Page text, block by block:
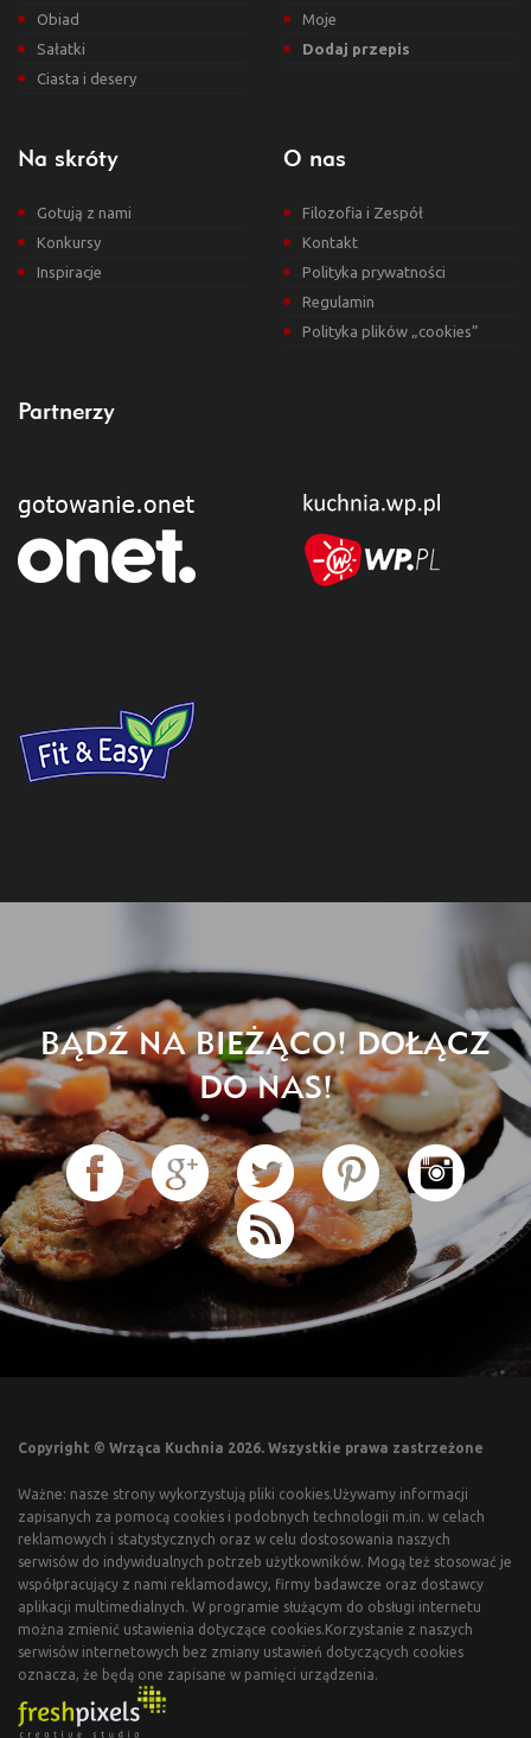
Obiad
Sałatki
Ciasta i desery
Moje
Dodaj przepis
Na skróty
Gotują z nami
Konkursy
Inspiracje
O nas
Filozofia i Zespół
Kontakt
Polityka prywatności
Regulamin
Polityka plików „cookies”
Partnerzy
BĄDŹ NA BIEŻĄCO! DOŁĄCZ
DO NAS!
Copyright © Wrząca Kuchnia 2026. Wszystkie prawa zastrzeżone
Ważne: nasze strony wykorzystują pliki cookies.Używamy informacji
zapisanych za pomocą cookies i podobnych technologii m.in. w celach
reklamowych i statystycznych oraz w celu dostosowania naszych
serwisów do indywidualnych potrzeb użytkowników. Mogą też stosować je
współpracujący z nami reklamodawcy, firmy badawcze oraz dostawcy
aplikacji multimedialnych. W programie służącym do obsługi internetu
można zmienić ustawienia dotyczące cookies.Korzystanie z naszych
serwisów internetowych bez zmiany ustawień dotyczących cookies
oznacza, że będą one zapisane w pamięci urządzenia.